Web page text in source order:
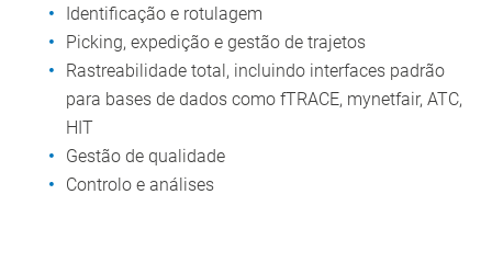
Identificação e rotulagem
Picking, expedição e gestão de trajetos
Rastreabilidade total, incluindo interfaces padrão
para bases de dados como fTRACE, mynetfair, ATC,
HIT
Gestão de qualidade
Controlo e análises